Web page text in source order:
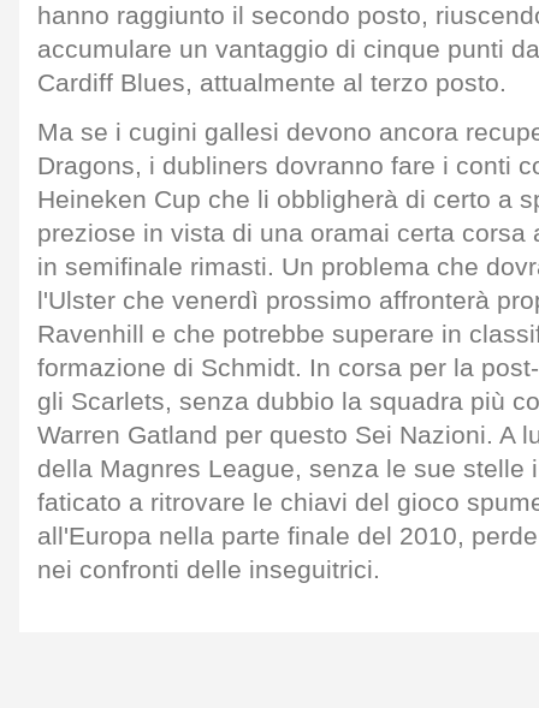
hanno raggiunto il secondo posto,
accumulare un vantaggio di cinque punti
Cardiff Blues, attualmente al terzo posto.
Ma se i cugini gallesi devono ancora
Dragons, i dubliners dovranno fare i conti
Heineken Cup che li obbligherà di certo a
preziose in vista di una oramai certa corsa
in semifinale rimasti. Un problema che
l'Ulster che venerdì prossimo affronterà
Ravenhill e che potrebbe superare in
formazione di Schmidt. In corsa per la
gli Scarlets, senza dubbio la squadra più
Warren Gatland per questo Sei Nazioni. A
della Magnres League, senza le sue stelle
faticato a ritrovare le chiavi del gioco
all'Europa nella parte finale del 2010,
nei confronti delle inseguitrici.